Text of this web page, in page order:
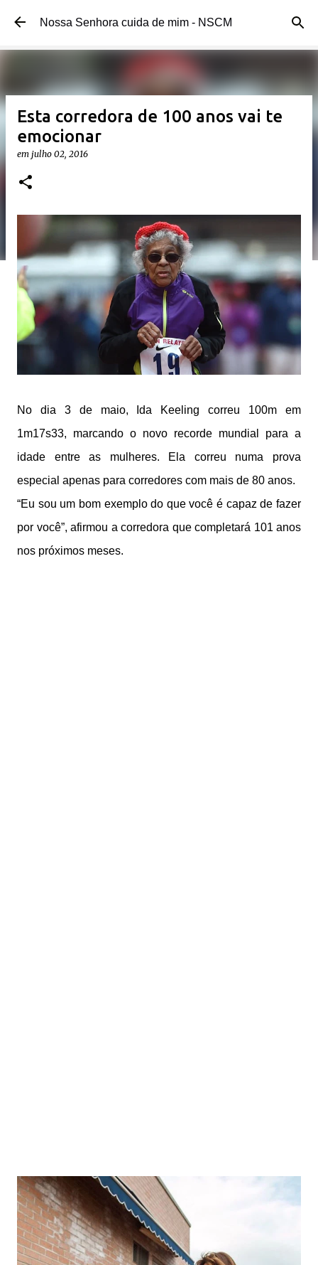
Pular para o conteúdo principal
Nossa Senhora cuida de mim - NSCM
Esta corredora de 100 anos vai te
emocionar
em julho 02, 2016
No dia 3 de maio, Ida Keeling correu 100m em
1m17s33, marcando o novo recorde mundial para a
idade entre as mulheres. Ela correu numa prova
especial apenas para corredores com mais de 80 anos.
“Eu sou um bom exemplo do que você é capaz de fazer
por você”, afirmou a corredora que completará 101 anos
nos próximos meses.